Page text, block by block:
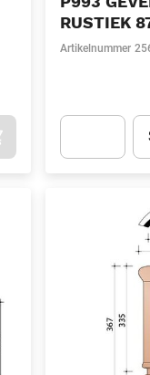
RUSTIEK
Artikelnummer